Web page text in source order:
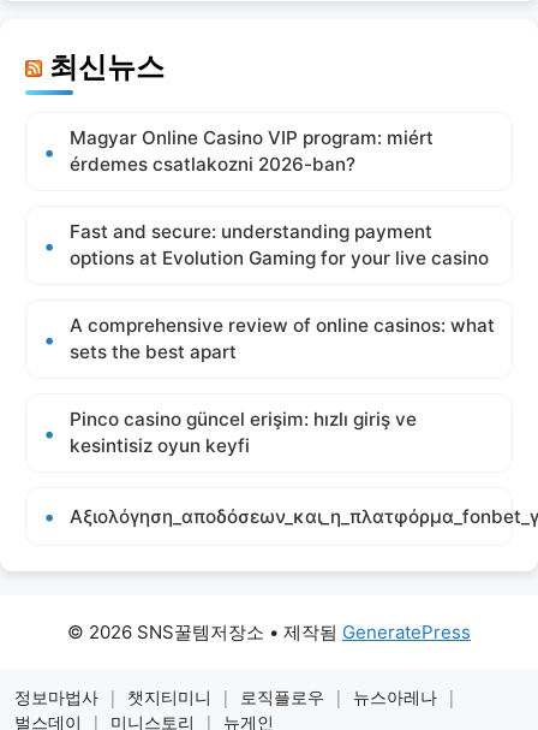
최신뉴스
Magyar Online Casino VIP program: miért
érdemes csatlakozni 2026-ban?
Fast and secure: understanding payment
options at Evolution Gaming for your live casino
A comprehensive review of online casinos: what
sets the best apart
Pinco casino güncel erişim: hızlı giriş ve
kesintisiz oyun keyfi
© 2026 SNS꿀템저장소 • 제작됨 GeneratePress
정보마법사 | 챗지티미니 | 로직플로우 | 뉴스아레나 |
벌스데이
| 미니스토리 | 뉴게인